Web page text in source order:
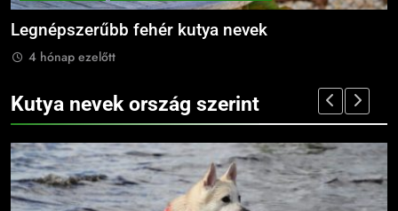
Legnépszerűbb fehér kutya nevek
4 hónap ezelőtt
Kutya nevek ország szerint